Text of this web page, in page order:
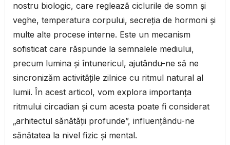
nostru biologic, care reglează ciclurile de somn și
veghe, temperatura corpului, secreția de hormoni și
multe alte procese interne. Este un mecanism
sofisticat care răspunde la semnalele mediului,
precum lumina și întunericul, ajutându-ne să ne
sincronizăm activitățile zilnice cu ritmul natural al
lumii. În acest articol, vom explora importanța
ritmului circadian și cum acesta poate fi considerat
„arhitectul sănătății profunde”, influențându-ne
sănătatea la nivel fizic și mental.